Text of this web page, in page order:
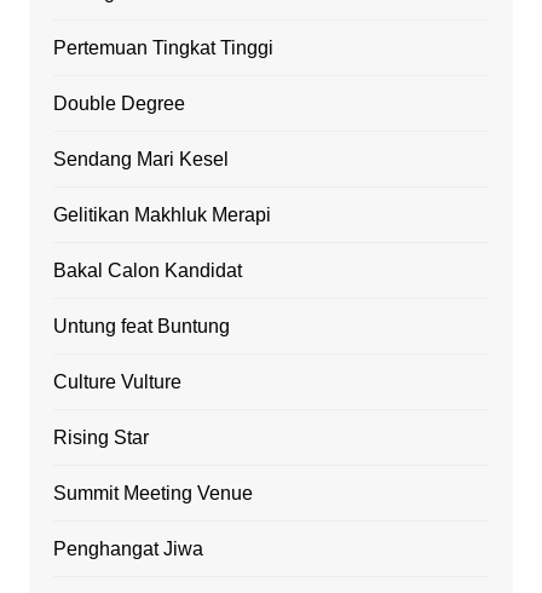
Pertemuan Tingkat Tinggi
Double Degree
Sendang Mari Kesel
Gelitikan Makhluk Merapi
Bakal Calon Kandidat
Untung feat Buntung
Culture Vulture
Rising Star
Summit Meeting Venue
Penghangat Jiwa